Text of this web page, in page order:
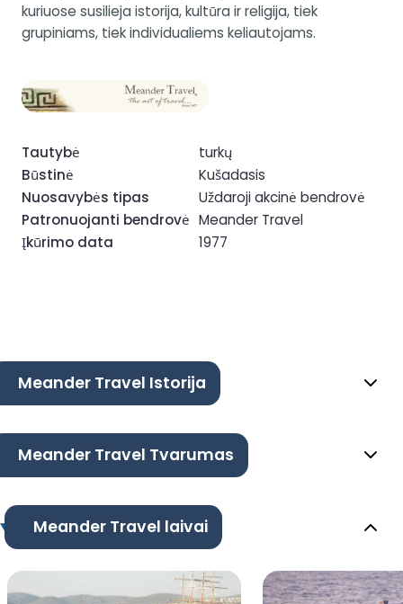
kuriuose susilieja istorija, kultūra ir religija, tiek
grupiniams, tiek individualiems keliautojams.
Tautybė
turkų
Būstinė
Kušadasis
Nuosavybės tipas
Uždaroji akcinė bendrovė
Patronuojanti bendrovė Meander Travel
Įkūrimo data
1977
Meander Travel Istorija
Meander Travel Tvarumas
Meander Travel laivai